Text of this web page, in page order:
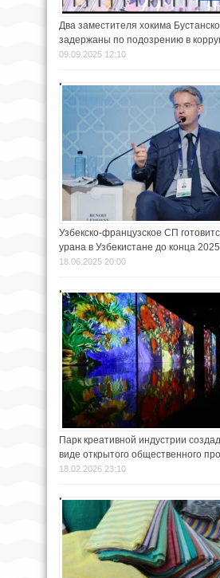
Два заместителя хокима
задержаны по подозрению в
09.09.2025 12:10
Узбекско-французское СП
урана в Узбекистане до конца
18.06.2025 20:00
Парк креативной индустрии
виде открытого общественного
18.02.2026 23:10